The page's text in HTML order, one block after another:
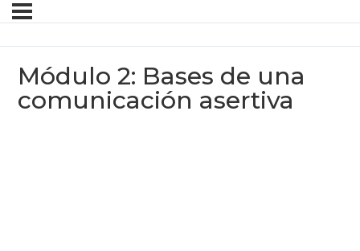
Módulo 2: Bases de una
comunicación asertiva